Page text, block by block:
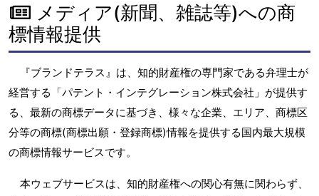
メディア(新聞、雑誌等)への商
標情報提供
『ブランドテラス』は、知的財産権の専門家である弁理士が
経営する「パテント・インテグレーション株式会社」が提供す
る、最新の商標データに基づき、様々な企業、エリア、商標区
分等の商標(商標出願・登録商標)情報を提供する国内最大規模
の商標情報サービスです。
本ウェブサービスは、知的財産権への関心有無に関わらず、